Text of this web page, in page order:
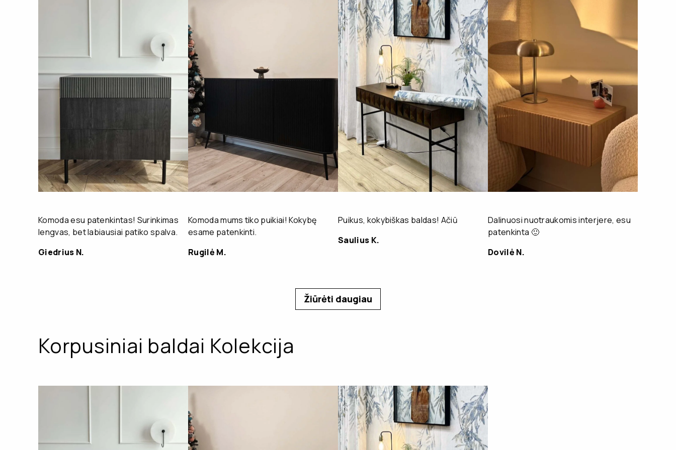
Komoda esu patenkintas! Surinkimas
lengvas, bet labiausiai patiko spalva.
Giedrius N.
Komoda mums tiko puikiai! Kokybę
esame patenkinti.
Rugilė M.
Puikus, kokybiškas baldas! Ačiū
Saulius K.
Dalinuosi nuotraukomis interjere, esu
patenkinta 🙂
Dovilė N.
Žiūrėti daugiau
Korpusiniai baldai Kolekcija